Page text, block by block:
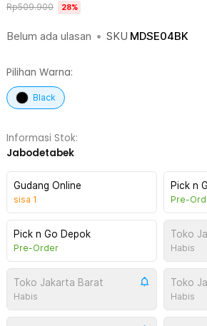
Belum ada ulasan • SKU MDSE04BK
Rp509.900 28%
Pilihan Warna:
Black
Informasi Stok:
Jabodetabek
Gudang Online
sisa 1
Pick n
Pre-
Pick n Go Depok
Pre-Order
Toko
Habis
Toko Jakarta Barat
Habis
Toko
Habis